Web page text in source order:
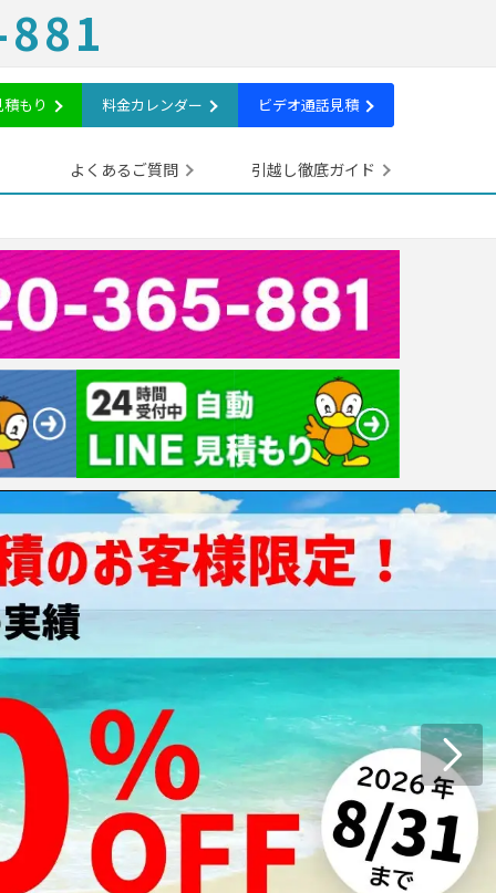
もり 料金カレンダー ビデオ通話見積
よくあるご質問 引越し徹底ガイド